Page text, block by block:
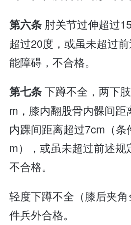
第六条 肘关节过伸超过
超过20度，或虽未超过
能障碍，不合格。
第七条下蹲不全，两下
m，膝内翻股骨内髁间距
内踝间距离超过7cm（条
m），或虽未超过前述规
不合格。
轻度下蹲不全（膝后夹
件兵外合格。